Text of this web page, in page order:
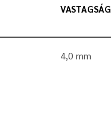
VASTAGSÁG
4,0 mm